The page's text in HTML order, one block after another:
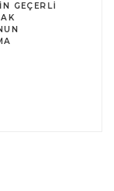
GEÇERLI